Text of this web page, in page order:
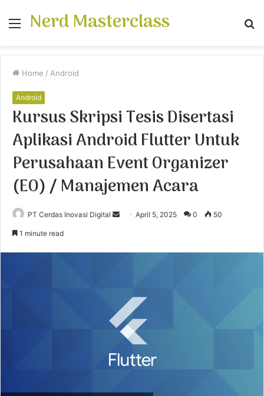
Menu
Nerd Masterclass
Home / Android
Android
Kursus Skripsi Tesis Disertasi
Aplikasi Android Flutter Untuk
Perusahaan Event Organizer
(EO) / Manajemen Acara
PT Cerdas Inovasi Digital
a
l
April 5, 2025 0 50
1 minute read